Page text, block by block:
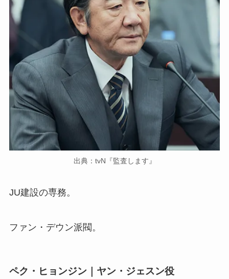
出典：tvN『監査します』
JU建設の専務。
ファン・デウン派閥。
ペク・ヒョンジン｜ヤン・ジェスン役